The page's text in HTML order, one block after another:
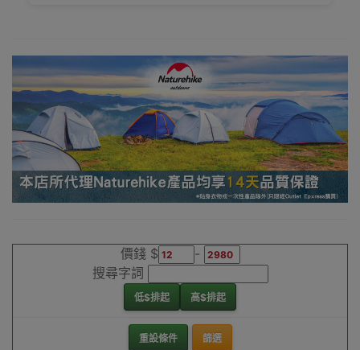
生活百貨城為
Naturehike香港
地區代理商
Naturehike室內
外驅蚊蟲設備香
港銷售點
價錢 $
-
搜尋字詞
低$排起 高$排起
重設條件 篩選